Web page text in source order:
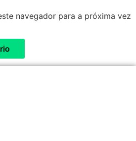
navegador para a próxima vez